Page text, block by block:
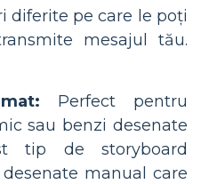
diferite pe care le poți
mesajul tău.
Perfect pentru
sau benzi desenate
tip de storyboard
manual care